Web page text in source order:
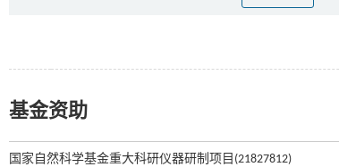
基金资助
国家自然科学基金重大科研仪器研制项目(21827812)